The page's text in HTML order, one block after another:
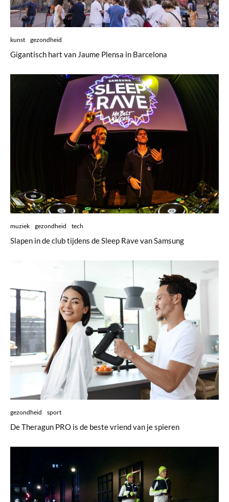
kunst gezondheid
Gigantisch hart van Jaume Plensa in Barcelona
muziek gezondheid tech
Slapen in de club tijdens de Sleep Rave van Samsung
gezondheid sport
De Theragun PRO is de beste vriend van je spieren